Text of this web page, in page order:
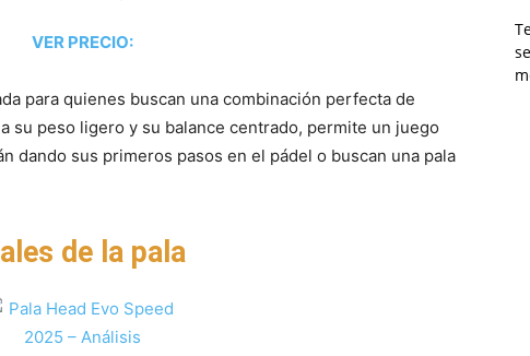
VER PRECIO:
para quienes buscan una combinación perfecta de
a su peso ligero y su balance centrado, permite un juego
dando sus primeros pasos en el pádel o buscan una pala
de la pala